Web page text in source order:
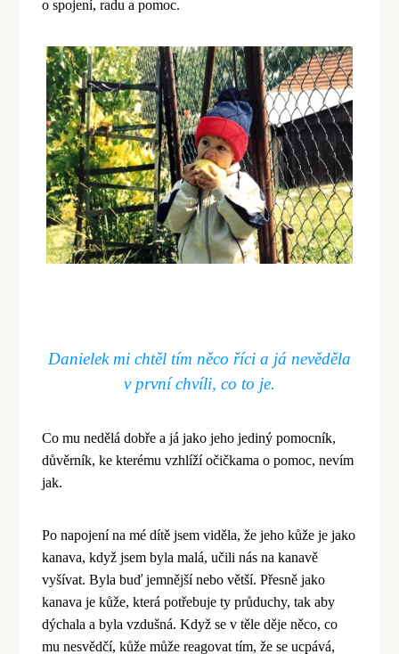
o spojení, radu a pomoc.
Danielek mi chtěl tím něco říci a já nevěděla
v první chvíli, co to je.
Co mu nedělá dobře a já jako jeho jediný pomocník,
důvěrník, ke kterému vzhlíží očičkama o pomoc, nevím
jak.
Po napojení na médítě jsem viděla, že jeho kůže je jako
kanava, když jsem byla malá, učili nás na kanavě
vyšívat. Byla buď jemnější nebo větší. Přesně jako
kanava je kůže, která potřebuje ty průduchy, tak aby
dýchala a byla vzdušná. Když se v těle děje něco, co
mu nesvědčí, kůže může reagovat tím, že se ucpává,